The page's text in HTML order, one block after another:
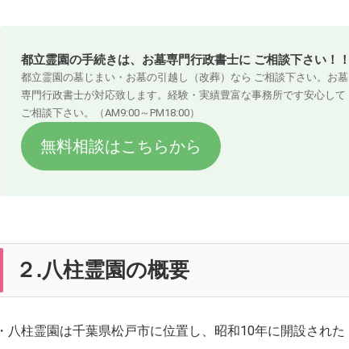
都立霊園の手続きは、お墓専門行政書士に ご相談下さい！！
都立霊園の墓じまい・お墓の引越し（改葬）なら ご相談下さい。お墓
専門行政書士が対応致します。経験・実績豊富な事務所です安心して
ご相談下さい。（AM9:00～PM18:00）
無料相談はこちらから
２.八柱霊園の概要
・八柱霊園は千葉県松戸市に位置し、昭和10年に開設された